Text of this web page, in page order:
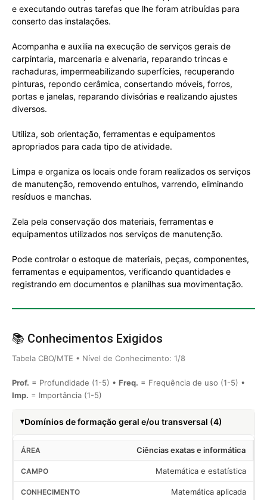
e executando outras tarefas que lhe foram atribuídas para
conserto das instalações.
Acompanha e auxilia na execução de serviços gerais de
carpintaria, marcenaria e alvenaria, reparando trincas e
rachaduras, impermeabilizando superfícies, recuperando
pinturas, repondo cerâmica, consertando móveis, forros,
portas e janelas, reparando divisórias e realizando ajustes
diversos.
Utiliza, sob orientação, ferramentas e equipamentos
apropriados para cada tipo de atividade.
Limpa e organiza os locais onde foram realizados os serviços
de manutenção, removendo entulhos, varrendo, eliminando
resíduos e manchas.
Zela pela conservação dos materiais, ferramentas e
equipamentos utilizados nos serviços de manutenção.
Pode controlar o estoque de materiais, peças, componentes,
ferramentas e equipamentos, verificando quantidades e
registrando em documentos e planilhas sua movimentação.
📚 Conhecimentos Exigidos
Tabela CBO/MTE • Nível de Conhecimento: 1/8
Prof. = Profundidade (1-5) • Freq. = Frequência de uso (1-5) •
Imp. = Importância (1-5)
Domínios de formação geral e/ou transversal (4)
Ciências exatas e informática
Matemática e estatística
Matemática aplicada